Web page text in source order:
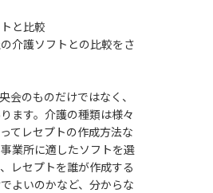
と比較
介護ソフトとの比較をさ
会のものだけではなく、
ます。介護の種類は様々
てレセプトの作成方法な
業所に適したソフトを選
レセプトを誰が作成する
よいのかなど、分からな